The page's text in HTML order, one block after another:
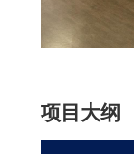
项目大纲